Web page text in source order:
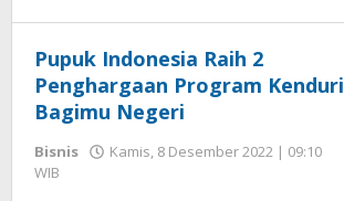
Seprihadi
Pupuk Indonesia Raih 2
Penghargaan Program Kenduri
Bagimu Negeri
Bisnis
Kamis, 8 Desember 2022 | 09:10
WIB